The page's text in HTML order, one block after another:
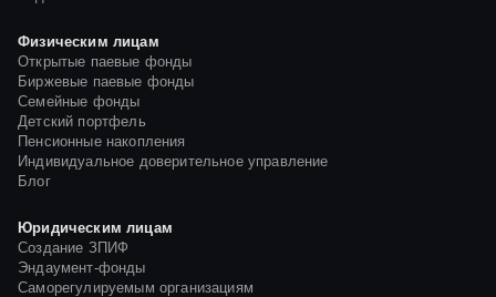
Физическим лицам
Открытые паевые фонды
Биржевые паевые фонды
Семейные фонды
Детский портфель
Пенсионные накопления
Индивидуальное доверительное управление
Блог
Юридическим лицам
Создание ЗПИФ
Эндаумент-фонды
Саморегулируемым организациям